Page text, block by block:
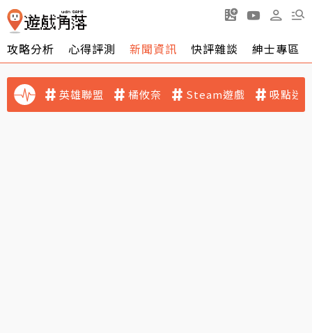
攻略分析 心得評測 新聞資訊 快評雜談 紳士專區
英雄聯盟 橘攸奈 Steam遊戲 吸點迷